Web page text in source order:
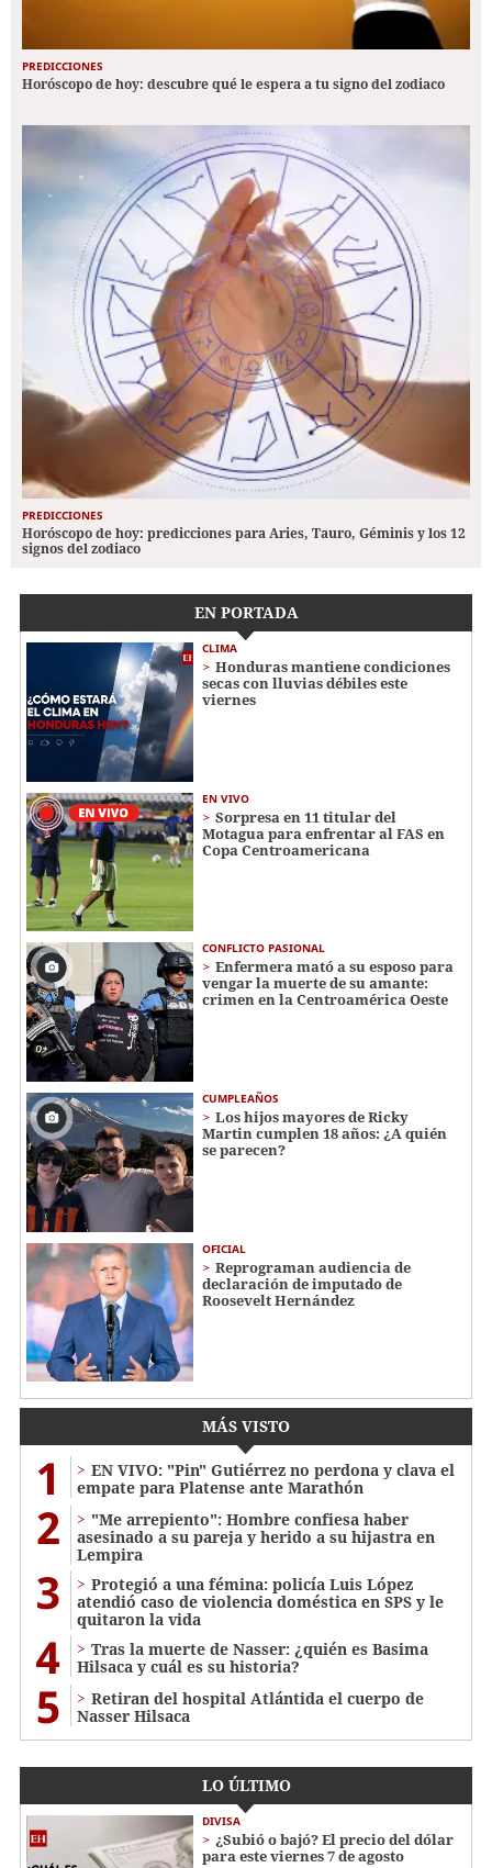
PREDICCIONES
Horóscopo de hoy: descubre qué le espera a tu signo del zodiaco
PREDICCIONES
Horóscopo de hoy: predicciones para Aries, Tauro, Géminis y los 12
signos del zodiaco
EN PORTADA
CLIMA
Honduras mantiene condiciones
secas con lluvias débiles este
viernes
EN VIVO
Sorpresa en 11 titular del
Motagua para enfrentar al FAS en
Copa Centroamericana
CONFLICTO PASIONAL
Enfermera mató a su esposo para
vengar la muerte de su amante:
crimen en la Centroamérica Oeste
CUMPLEAÑOS
Los hijos mayores de Ricky
Martin cumplen 18 años: ¿A quién
se parecen?
OFICIAL
Reprograman audiencia de
declaración de imputado de
Roosevelt Hernández
MÁS VISTO
1
EN VIVO: "Pin" Gutiérrez no perdona y clava el
empate para Platense ante Marathón
2
"Me arrepiento": Hombre confiesa haber
asesinado a su pareja y herido a su hijastra en
Lempira
3
Protegió a una fémina: policía Luis López
atendió caso de violencia doméstica en SPS y le
quitaron la vida
4
Tras la muerte de Nasser: ¿quién es Basima
Hilsaca y cuál es su historia?
5
Retiran del hospital Atlántida el cuerpo de
Nasser Hilsaca
LO ÚLTIMO
DIVISA
¿Subió o bajó? El precio del dólar
para este viernes 7 de agosto